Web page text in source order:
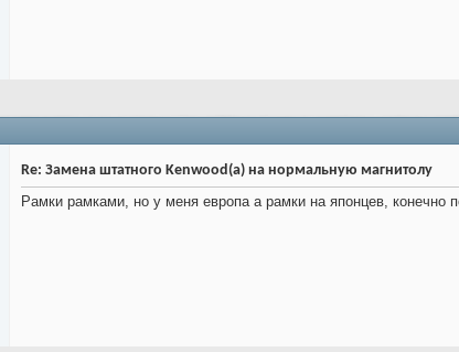
Re: Замена штатного Kenwood(a) на нормальную магнитолу
Рамки рамками, но у меня европа а рамки на японцев, конечно